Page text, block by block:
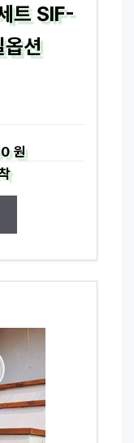
트 SIF-
션
원